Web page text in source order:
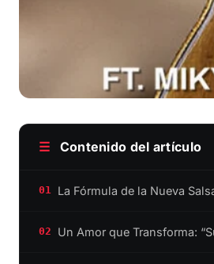
☰ Contenido del artículo
01 La Fórmula de la Nueva
02 Un Amor que Transforma: